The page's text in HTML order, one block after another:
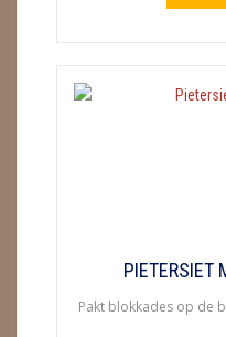
RUWE STENEN
PIETERSIET
Pakt blokkades op de